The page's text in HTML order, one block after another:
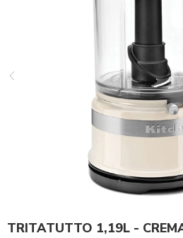
TRITATUTTO 1,19L -